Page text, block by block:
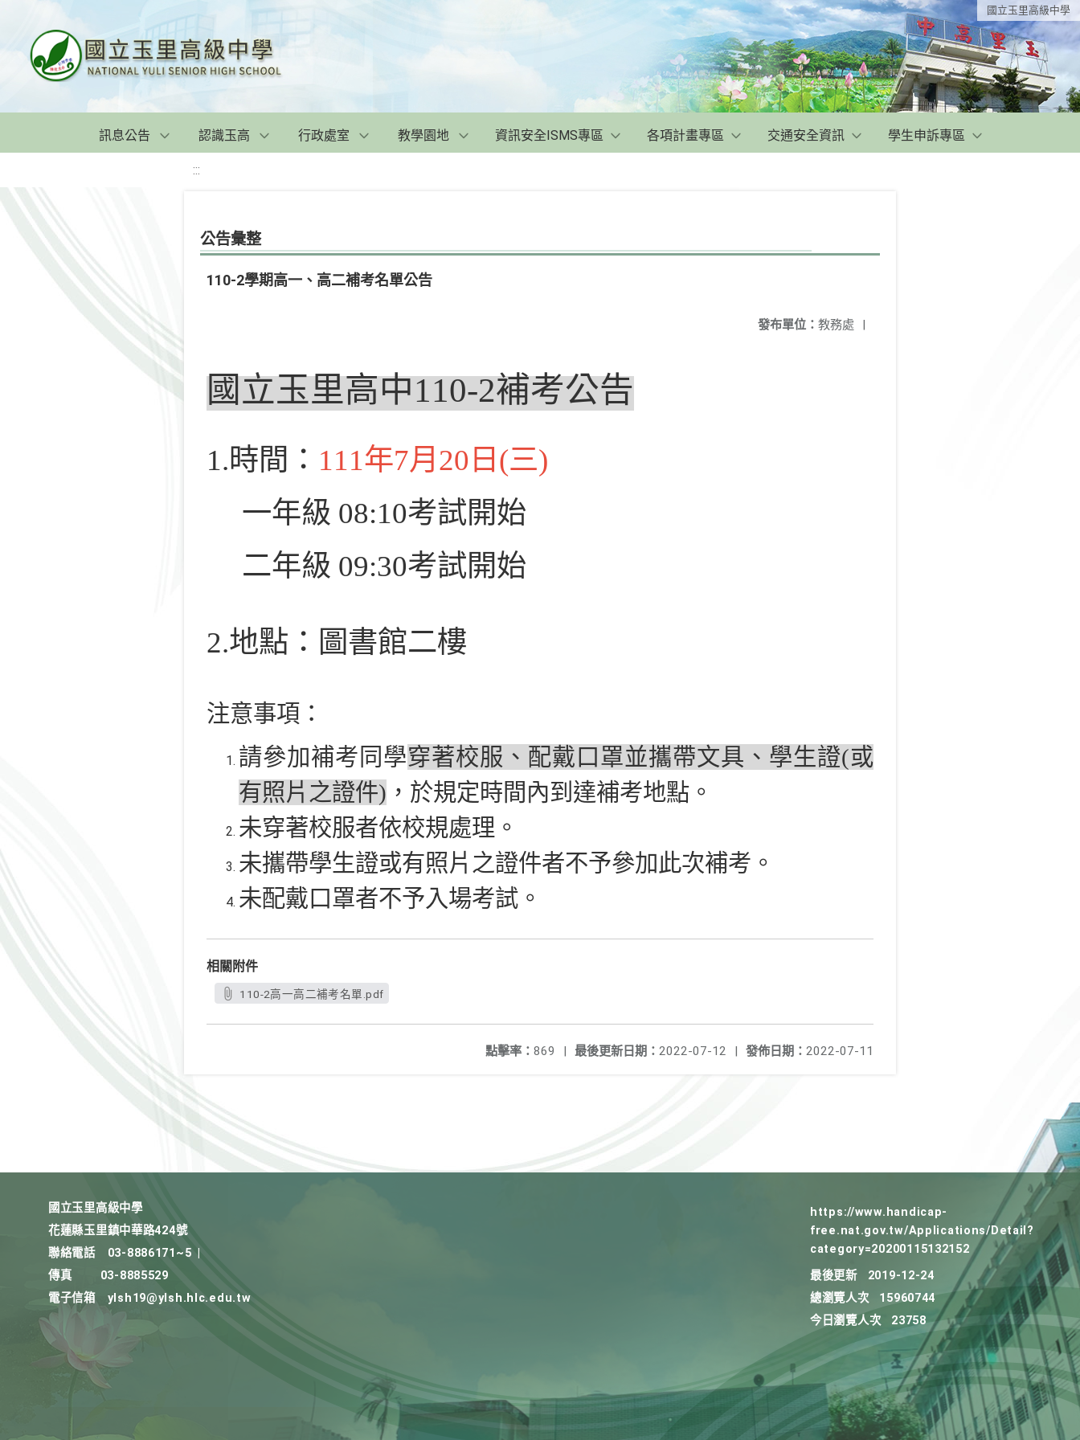
國立玉里高級中學
訊息公告 認識玉高 行政處室 教學園地 資訊安全ISMS專區 各項計畫專區 交通安全資訊 學生申訴專區
:::
公告彙整
110-2學期高一、高二補考名單公告
發布單位： 教務處 |
國立玉里高中110-2補考公告
1.時間： 111年7月20日(三)
一年級 08:10考試開始
二年級 09:30考試開始
2.地點：圖書館二樓
注意事項：
請參加補考同學穿著校服、配戴口罩並攜帶文具、學生證(或
有照片之證件) ，於規定時間內到達補考地點。
未穿著校服者依校規處理。
未攜帶學生證或有照片之證件者不予參加此次補考。
未配戴口罩者不予入場考試。
相關附件
110-2高一高二補考名單.pdf
發佈日期： 2022-07-11
最後更新日期： 2022-07-12 |
點擊率： 869 |
國立玉里高級中學
花蓮縣玉里鎮中華路424號
聯絡電話
03-8886171~5
傳真
03-8885529
電子信箱
ylsh19@ylsh.hlc.edu.tw
https://www.handicap-
free.nat.gov.tw/Applications/Detail?
category=20200115132152
最後更新
2019-12-24
總瀏覽人次
15960744
今日瀏覽人次
23758